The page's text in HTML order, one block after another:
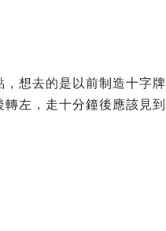
想去的是以前制造十字牌
左，走十分鐘後應該見到